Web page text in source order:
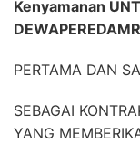
Kenyamanan
PERTAMA DAN
SEBAGAI
YANG